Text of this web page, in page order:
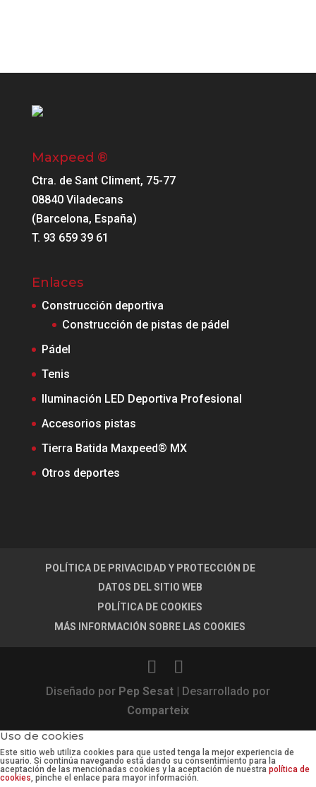
Maxpeed ®
Ctra. de Sant Climent, 75-77
08840 Viladecans
(Barcelona, España)
T. 93 659 39 61
Enlaces
Construcción deportiva
Construcción de pistas de pádel
Pádel
Tenis
Iluminación LED Deportiva Profesional
Accesorios pistas
Tierra Batida Maxpeed® MX
Otros deportes
POLÍTICA DE PRIVACIDAD Y PROTECCIÓN DE
DATOS DEL SITIO WEB
POLÍTICA DE COOKIES
MÁS INFORMACIÓN SOBRE LAS COOKIES
Diseñado por Pep Sesat| Desarrollado por
Comparteix
Uso de cookies
Este sitio web utiliza cookies para que usted tenga la mejor experiencia de
usuario. Si continúa navegando está dando su consentimiento para la
aceptación de las mencionadas cookies y la aceptación de nuestra política de
cookies , pinche el enlace para mayor información.